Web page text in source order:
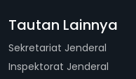
Tautan Lainnya
Sekretariat Jenderal
Inspektorat Jenderal